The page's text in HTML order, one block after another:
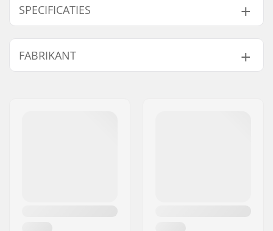
SPECIFICATIES
Vorm:
5-vinger
Sluiting/Cuff:
Activiteit:
Alpine Skiing,
FABRIKANT